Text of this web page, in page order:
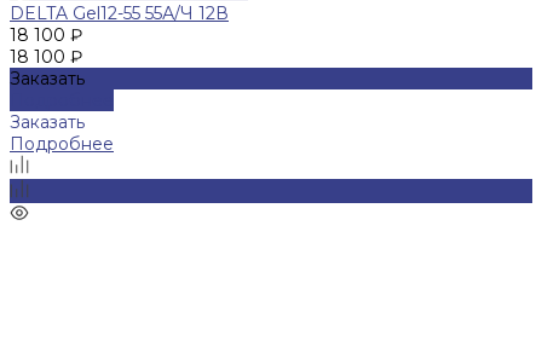
DELTA Gel12-55 55А/Ч 12В
18 100 ₽
18 100 ₽
Заказать
Заказать
Подробнее